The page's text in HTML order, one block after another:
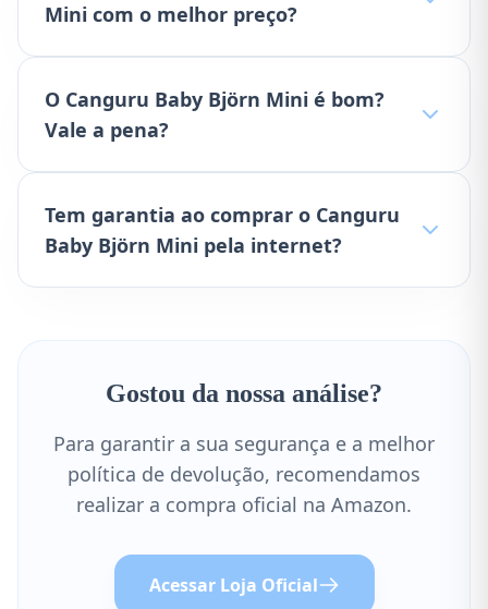
Mini com o melhor preço?
O Canguru Baby Björn Mini é bom?
Vale a pena?
Tem garantia ao comprar o Canguru
Baby Björn Mini pela internet?
Gostou da nossa análise?
Para garantir a sua segurança e a melhor
política de devolução, recomendamos
realizar a compra oficial na Amazon.
Acessar Loja Oficial